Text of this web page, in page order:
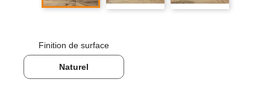
Finition de surface
Naturel